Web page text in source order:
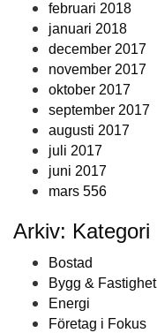
februari 2018
januari 2018
december 2017
november 2017
oktober 2017
september 2017
augusti 2017
juli 2017
juni 2017
mars 556
Arkiv: Kategori
Bostad
Bygg & Fastighet
Energi
Företag i Fokus